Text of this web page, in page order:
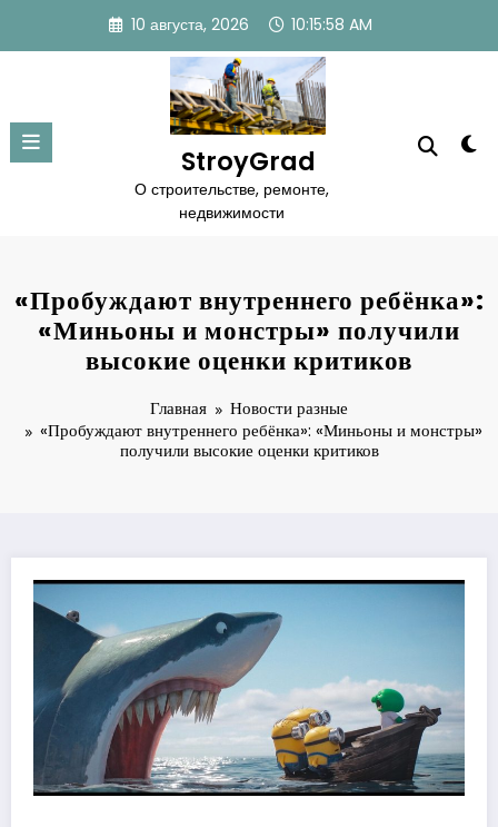
содержимому
10 августа, 2026 10:15:59 AM
StroyGrad
О строительстве, ремонте,
недвижимости
«Пробуждают внутреннего ребёнка»:
«Миньоны и монстры» получили
высокие оценки критиков
Главная
Новости разные
«Пробуждают внутреннего ребёнка»: «Миньоны и монстры»
получили высокие оценки критиков